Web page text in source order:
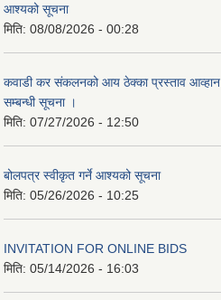
आश्यको सूचना
मिति: 08/08/2026 - 00:28
कवाडी कर संकलनको आय ठेक्का प्रस्ताव आव्हान
सम्बन्धी सूचना ।
मिति: 07/27/2026 - 12:50
बोलपत्र स्वीकृत गर्ने आश्यको सूचना
मिति: 05/26/2026 - 10:25
INVITATION FOR ONLINE BIDS
मिति: 05/14/2026 - 16:03